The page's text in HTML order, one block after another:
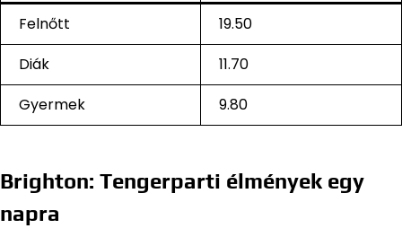
Felnőtt
19.50
Diák
11.70
Gyermek
9.80
Brighton: Tengerparti élmények egy
napra